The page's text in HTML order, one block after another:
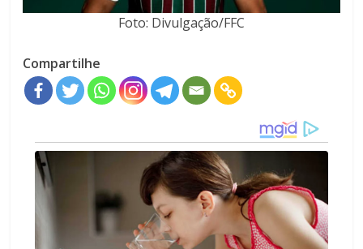
Foto: Divulgação/FFC
Compartilhe